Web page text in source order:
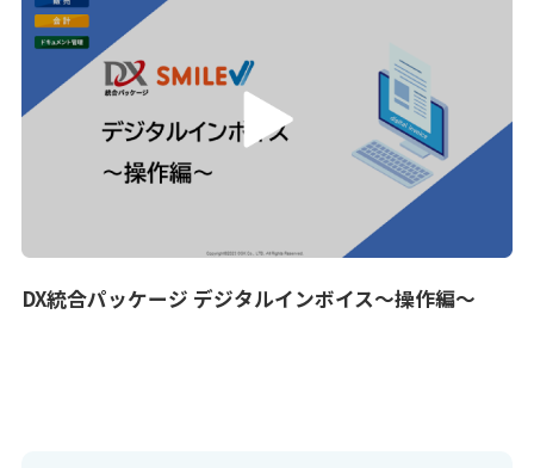
DX統合パッケージ デジタルインボイス～操作編～